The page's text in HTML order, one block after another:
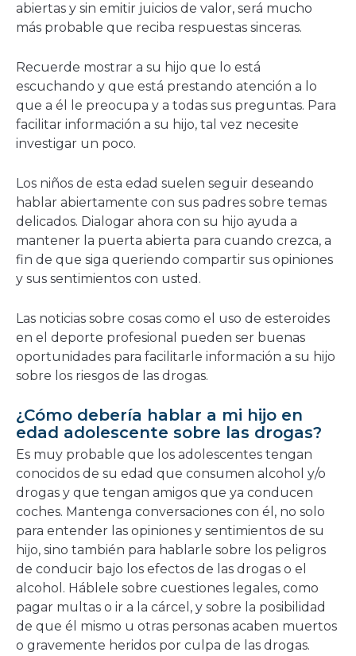
abiertas y sin emitir juicios de valor, será mucho
más probable que reciba respuestas sinceras.
Recuerde mostrar a su hijo que lo está
escuchando y que está prestando atención a lo
que a él le preocupa y a todas sus preguntas. Para
facilitar información a su hijo, tal vez necesite
investigar un poco.
Los niños de esta edad suelen seguir deseando
hablar abiertamente con sus padres sobre temas
delicados. Dialogar ahora con su hijo ayuda a
mantener la puerta abierta para cuando crezca, a
fin de que siga queriendo compartir sus opiniones
y sus sentimientos con usted.
Las noticias sobre cosas como el uso de esteroides
en el deporte profesional pueden ser buenas
oportunidades para facilitarle información a su hijo
sobre los riesgos de las drogas.
¿Cómo debería hablar a mi hijo en
edad adolescente sobre las drogas?
Es muy probable que los adolescentes tengan
conocidos de su edad que consumen alcohol y/o
drogas y que tengan amigos que ya conducen
coches. Mantenga conversaciones con él, no solo
para entender las opiniones y sentimientos de su
hijo, sino también para hablarle sobre los peligros
de conducir bajo los efectos de las drogas o el
alcohol. Háblele sobre cuestiones legales, como
pagar multas o ir a la cárcel, y sobre la posibilidad
de que él mismo u otras personas acaben muertos
o gravemente heridos por culpa de las drogas.